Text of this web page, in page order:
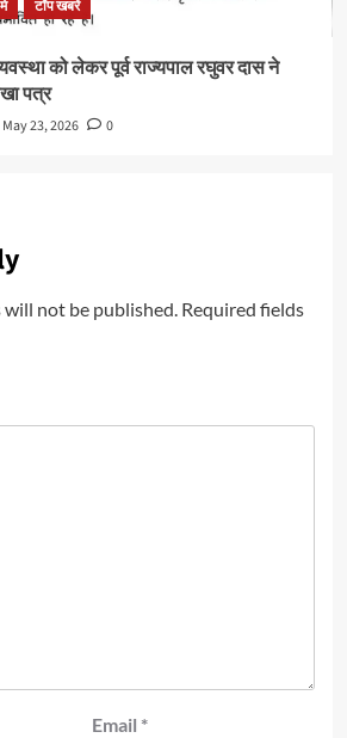
टॉप खबरें
को लेकर पूर्व राज्यपाल रघुवर दास ने
पत्र
May 23, 2026 0
will not be published. Required fields
Email *